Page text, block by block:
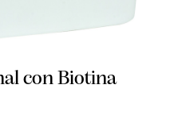
con Biotina